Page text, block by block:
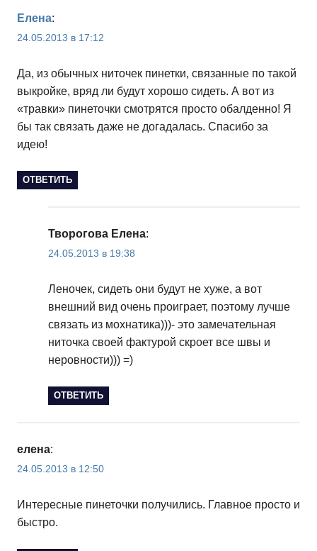
Елена:
24.05.2013 в 17:12
Да, из обычных ниточек пинетки, связанные по такой
выкройке, вряд ли будут хорошо сидеть. А вот из
«травки» пинеточки смотрятся просто обалденно! Я
бы так связать даже не догадалась. Спасибо за
идею!
ОТВЕТИТЬ
Творогова Елена:
24.05.2013 в 19:38
Леночек, сидеть они будут не хуже, а вот
внешний вид очень проиграет, поэтому лучше
связать из мохнатика)))- это замечательная
ниточка своей фактурой скроет все швы и
неровности))) =)
ОТВЕТИТЬ
елена:
24.05.2013 в 12:50
Интересные пинеточки получились. Главное просто и
быстро.